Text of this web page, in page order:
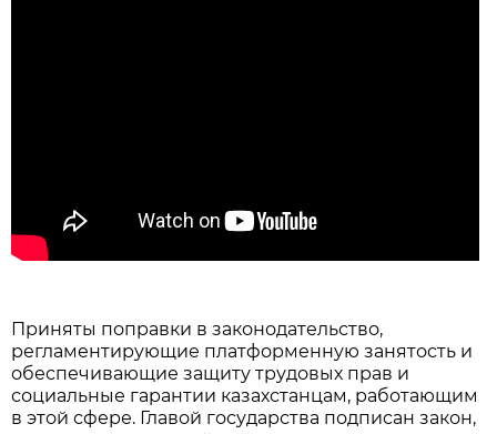
Приняты поправки в законодательство,
регламентирующие платформенную занятость и
обеспечивающие защиту трудовых прав и
социальные гарантии казахстанцам, работающим
в этой сфере. Главой государства подписан закон,